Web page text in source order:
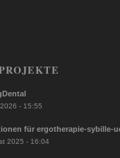
- 15:55
für ergotherapie-sybille-
2025 - 16:04